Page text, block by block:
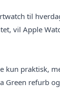
til
vil Apple
praktisk,
Green refurb